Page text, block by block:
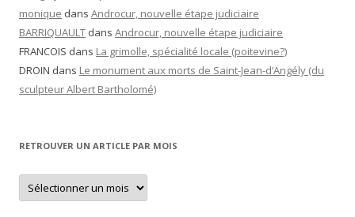
monique dans Androcur, nouvelle étape judiciaire
BARRIQUAULT dans Androcur, nouvelle étape judiciaire
FRANCOIS dans La grimolle, spécialité locale (poitevine?)
DROIN dans Le monument aux morts de Saint-Jean-d’Angély (du
sculpteur Albert Bartholomé)
RETROUVER UN ARTICLE PAR MOIS
Retrouver
un
article